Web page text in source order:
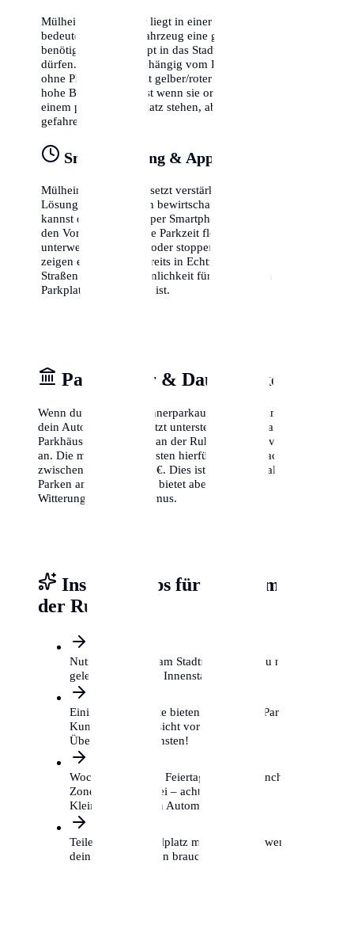
Mülheim an der Ruhr liegt in einer Umweltzone. Das
bedeutet, dass dein Fahrzeug eine grüne Plakette
benötigt, um überhaupt in das Stadtgebiet einfahren zu
dürfen. Dies gilt unabhängig vom Parken. Fahrzeuge
ohne Plakette oder mit gelber/roter Plakette riskieren
hohe Bußgelder, selbst wenn sie ordnungsgemäß auf
einem privaten Parkplatz stehen, aber durch die Zone
gefahren sind.
Smart Parking & Apps
Mülheim an der Ruhr setzt verstärkt auf digitale
Lösungen. In fast allen bewirtschafteten Gebieten
kannst du dein Ticket per Smartphone lösen. Dies hat
den Vorteil, dass du die Parkzeit flexibel von
unterwegs verlängern oder stoppen kannst. Zudem
zeigen einige Apps bereits in Echtzeit an, in welchen
Straßen die Wahrscheinlichkeit für einen freien
Parkplatz am höchsten ist.
Parkhäuser & Dauerparken
Wenn du keinen Bewohnerparkausweis bekommst oder
dein Auto lieber geschützt unterstellst, bieten zahlreiche
Parkhäuser in Mülheim an der Ruhr Dauermietverträge
an. Die monatlichen Kosten hierfür liegen je nach Lage
zwischen 80 € und 200 €. Dies ist zwar teurer als das
Parken am Straßenrand, bietet aber Schutz vor
Witterung und Vandalismus.
Insider-Tipps für Mülheim an
der Ruhr
Nutze P+R Plätze am Stadtrand, wenn du nur
gelegentlich in die Innenstadt musst.
Einige Supermärkte bieten kostenloses Parken für
Kunden, aber Vorsicht vor privaten
Überwachungsdiensten!
Wochenenden und Feiertage sind in manchen
Zonen gebührenfrei – achte auf das
Kleingedruckte am Automaten.
Teile dir einen Stellplatz mit Nachbarn, wenn du
dein Auto nur selten brauchst.